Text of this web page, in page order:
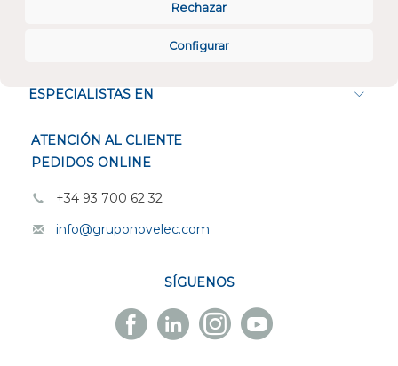
Configurar
Rechazar
ESPECIALISTAS EN
ATENCIÓN AL CLIENTE
PEDIDOS ONLINE
+34 93 700 62 32
info@gruponovelec.com
SÍGUENOS
Facebook
Novelec
Linkedin
Novelec
Instagram
Novelec
Youtube
Novelec